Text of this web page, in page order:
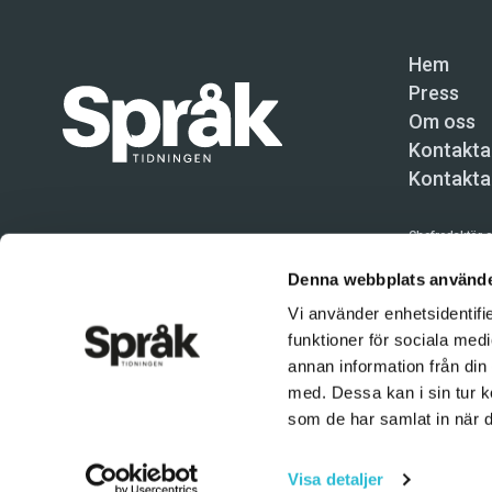
Denna webbplats
Vi använder
funktioner för sociala
annan information från
med. Dessa kan i sin tur
som de har samlat in när
Visa detaljer
Hem
Press
Om oss
Chefredaktör
Kundtjänst
Användning
tillåten.